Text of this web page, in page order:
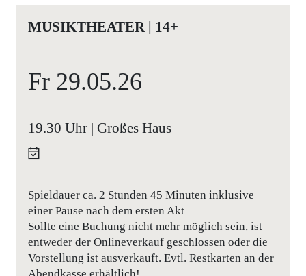
MUSIKTHEATER | 14+
Fr 29.05.26
19.30 Uhr | Großes Haus
Spieldauer ca. 2 Stunden 45 Minuten inklusive
einer Pause nach dem ersten Akt
Sollte eine Buchung nicht mehr möglich sein, ist
entweder der Onlineverkauf geschlossen oder die
Vorstellung ist ausverkauft. Evtl. Restkarten an der
Abendkasse erhältlich!